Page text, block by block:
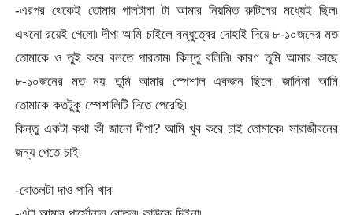
-এরপর থেকেই তোমার গালটানা টা আমার নিয়মিত রুটিনের মধ্যেই ছিল৷
এখনো রয়েই গেলো৷ দীপা আমি চাইলে বন্ধুত্বের দোহাই দিয়ে ৮-১০জনের মত
তোমাকে ও তুই করে বলতে পারতাম৷ কিন্তু বলিনি৷ কারণ তুমি আমার কাছে
৮-১০জনের মত নয়৷ তুমি আমার স্পেশাল একজন ছিলে৷ জানিনা আমি
তোমাকে কতটুকু স্পেশালিটি দিতে পেরেছি৷
কিন্তু একটা কথা কী জানো দীপা? আমি খুব করে চাই তোমাকে৷ সারাজীবনের
জন্য পেতে চাই৷
-বোতলটা দাও পানি খাব৷